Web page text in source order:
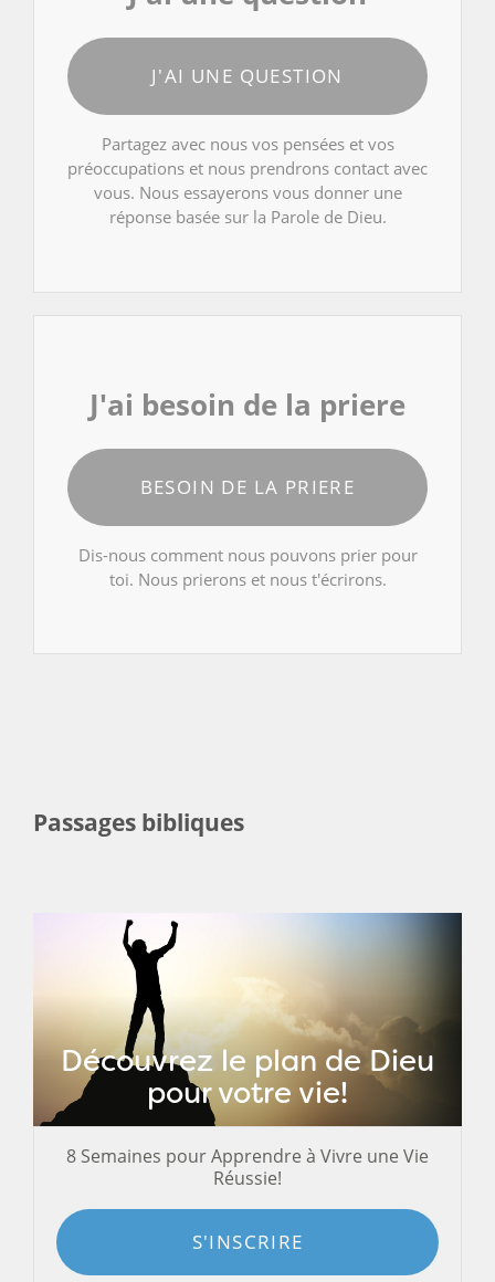
J'AI UNE QUESTION
Partagez avec nous vos pensées et vos
préoccupations et nous prendrons contact avec
vous. Nous essayerons vous donner une
réponse basée sur la Parole de Dieu.
J'ai besoin de la priere
BESOIN DE LA PRIERE
Dis-nous comment nous pouvons prier pour
toi. Nous prierons et nous t'écrirons.
Passages bibliques
Découvrez le plan de Dieu
pour votre vie!
8 Semaines pour Apprendre à Vivre une Vie
Réussie!
S'INSCRIRE